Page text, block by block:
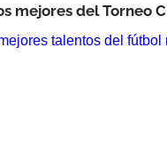
mejores del Torneo